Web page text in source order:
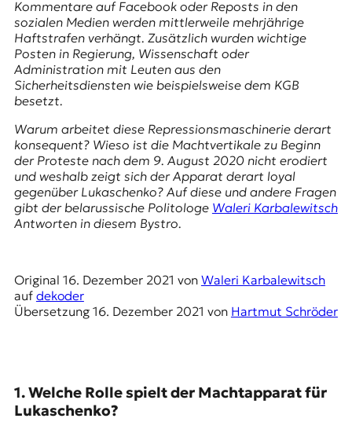
r
|
D
E
K
O
D
E
W
,
J
Kommentare auf Facebook oder Reposts in den
sozialen Medien werden mittlerweile mehrjährige
Haftstrafen verhängt. Zusätzlich wurden wichtige
Posten in Regierung, Wissenschaft oder
Administration mit Leuten aus den
Sicherheitsdiensten wie beispielsweise dem KGB
besetzt.
Warum arbeitet diese Repressionsmaschinerie derart
konsequent? Wieso ist die Machtvertikale zu Beginn
der Proteste nach dem 9. August 2020 nicht erodiert
und weshalb zeigt sich der Apparat derart loyal
gegenüber Lukaschenko? Auf diese und andere Fragen
gibt der belarussische Politologe Waleri Karbalewitsch
Antworten in diesem Bystro.
Original 16. Dezember 2021 von Waleri Karbalewitsch
auf dekoder
Übersetzung 16. Dezember 2021 von Hartmut Schröder
1. Welche Rolle spielt der Machtapparat für
Lukaschenko?